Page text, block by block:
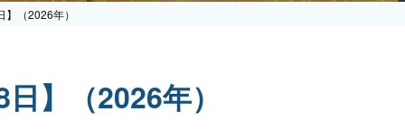
（2026年）
】（2026年）